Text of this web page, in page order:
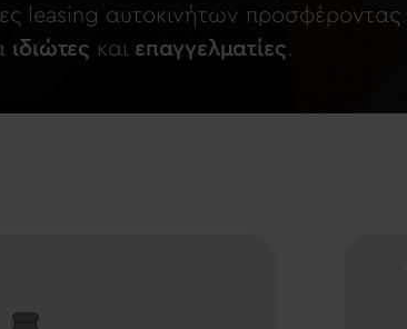
leasing αυτοκινήτων προσφέροντας
ιδιώτες και επαγγελματίες.